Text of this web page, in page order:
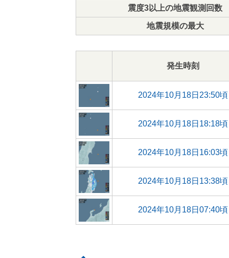
震度3以上の地震観測回数
地震規模の最大
発生時刻
2024年10月18日23:50頃
2024年10月18日18:18頃
2024年10月18日16:03頃
2024年10月18日13:38頃
2024年10月18日07:40頃